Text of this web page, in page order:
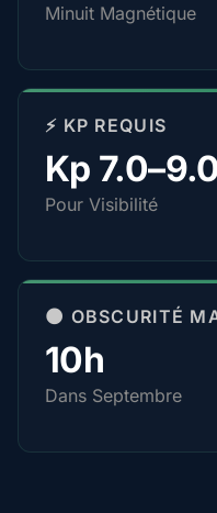
Minuit Magnétique
⚡ KP REQUIS
Kp 7.0–9.0
Pour Visibilité
🌑 OBSCURITÉ
10h
Dans Septembre